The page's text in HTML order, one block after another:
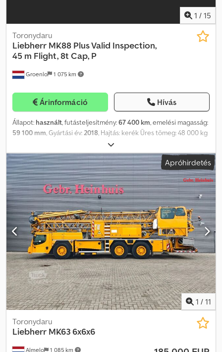
1 / 15
Groenlo 1 075 km
Toronydaru
Liebherr MK88 Plus Valid Inspection,
45 m Flight, 8t Cap, P
Árinformáció Hívás
Állapot: használt, futásteljesítmény:67 400 km, emelési magasság:
59 100 mm, Gyártási év:2018, Hajtás: kerék Üres tömeg: 48 000 kg
Crjdpjuwua Eofx Ak Eef Emelési kapacitás: 8000 kg Rakteret
méretei: 1685 x 275 x 400 cm Sorozatszám: 076646 Első
gumiabroncsok állapota: 0 Hátsó gumiabroncsok állapota: 0
További információkért forduljon a PFEIFER GROUP-hoz.
Apróhirdetés
1 / 11
Almelo 1 085 km
Toronydaru
Liebherr MK63 6x6x6